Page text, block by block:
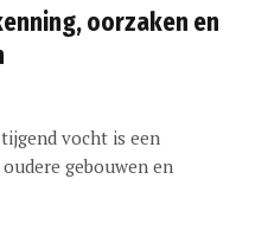
oorzaken en
vocht is een
gebouwen en